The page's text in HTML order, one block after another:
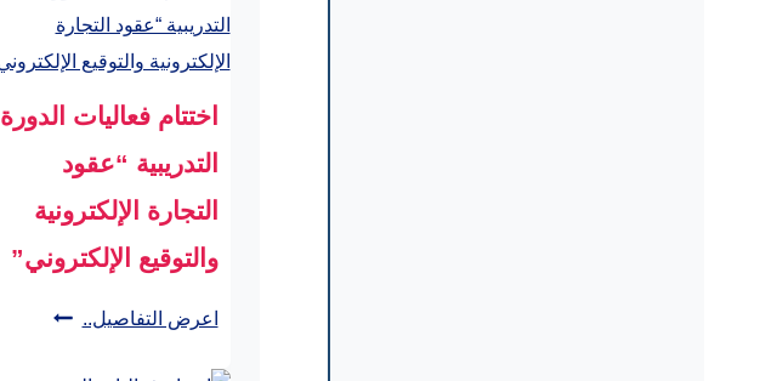
اختتام فعاليات الدورة
التدريبية “عقود
التجارة الإلكترونية
والتوقيع الإلكتروني”
اعرض التفاصيل.. اختتام